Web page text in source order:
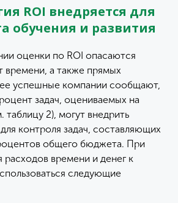
ROI внедряется для
обучения и развития
оценки по ROI опасаются
времени, а также прямых
успешные компании сообщают,
задач, оцениваемых на
таблицу 2), могут внедрить
контроля задач, составляющих
общего бюджета. При
расходов времени и денег к
следующие